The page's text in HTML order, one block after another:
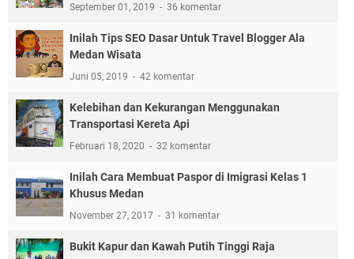
September 01, 2019 36 komentar
Inilah Tips SEO Dasar Untuk Travel Blogger Ala
Medan Wisata
Juni 05, 2019 42 komentar
Kelebihan dan Kekurangan Menggunakan
Transportasi Kereta Api
Februari 18, 2020 32 komentar
Inilah Cara Membuat Paspor di Imigrasi Kelas 1
Khusus Medan
November 27, 2017 31 komentar
Bukit Kapur dan Kawah Putih Tinggi Raja